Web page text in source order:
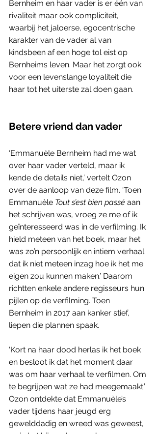
Bernheim en haar vader is er één van
rivaliteit maar ook compliciteit,
waarbij het jaloerse, egocentrische
karakter van de vader al van
kindsbeen af een hoge tol eist op
Bernheims leven. Maar het zorgt ook
voor een levenslange loyaliteit die
haar tot het uiterste zal doen gaan.
Betere vriend dan vader
‘Emmanuèle Bernheim had me wat
over haar vader verteld, maar ik
kende de details niet,’ vertelt Ozon
over de aanloop van deze film. ‘Toen
Emmanuèle Tout s’est bien passé aan
het schrijven was, vroeg ze me of ik
geïnteresseerd was in de verfilming. Ik
hield meteen van het boek, maar het
was zo’n persoonlijk en intiem verhaal
dat ik niet meteen inzag hoe ik het me
eigen zou kunnen maken.’ Daarom
richtten enkele andere regisseurs hun
pijlen op de verfilming. Toen
Bernheim in 2017 aan kanker stief,
liepen die plannen spaak.
‘Kort na haar dood herlas ik het boek
en besloot ik dat het moment daar
was om haar verhaal te verfilmen. Om
te begrijpen wat ze had meegemaakt.’
Ozon ontdekte dat Emmanuèle’s
vader tijdens haar jeugd erg
gewelddadig en wreed was geweest,